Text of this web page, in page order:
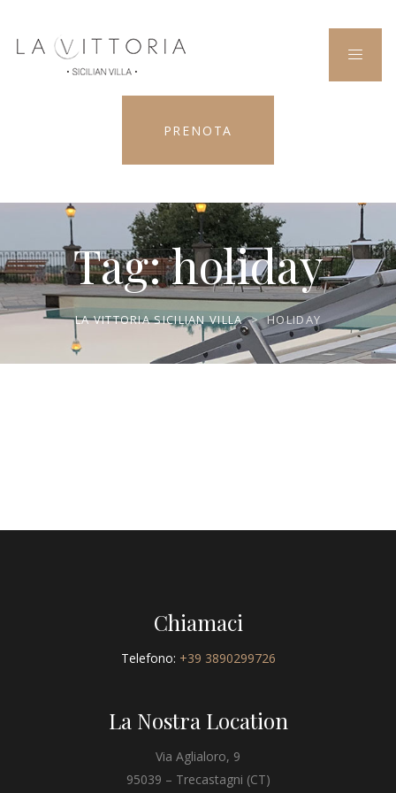
PRENOTA
Tag:holiday
LA VITTORIA SICILIAN VILLA > HOLIDAY
Chiamaci
Telefono: +39 3890299726
La Nostra Location
Via Aglialoro, 9
95039 – Trecastagni (CT)